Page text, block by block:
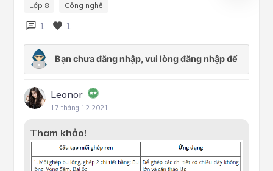
Lớp 8 Công nghệ
1 1
Leonor
17 tháng 12 2021
Tham khảo!